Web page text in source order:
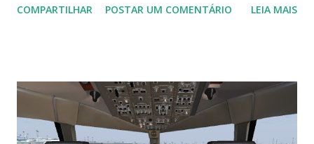
melhorias no daemon do servidor da web e o comando top
recursos e sistemas incluídos no OpenBSD 6.7. Para obter
uma lista abrangente, consulte o registro de alterações que
conduz ao 6.7. Melhorias gerais e correções de bugs:
COMPARTILHAR POSTAR UM COMENTÁRIO LEIA MAIS